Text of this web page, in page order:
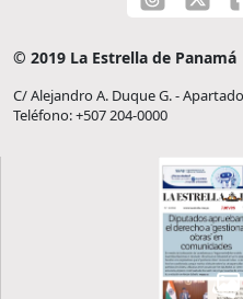
© 2019 La Estrella de Panamá
C/ Alejandro A. Duque G. -
Teléfono: +507 204-0000